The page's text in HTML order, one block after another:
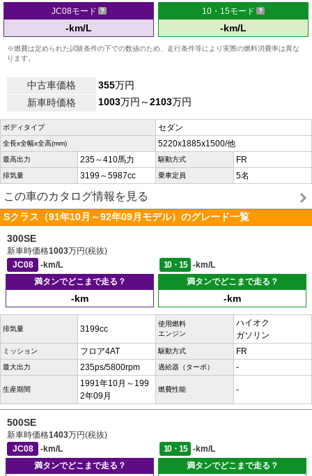
JC08モード
-km/L
10・15モード
-km/L
※燃費は定められた試験条件の下での数値のため、走行条件等により実際の燃料消費率は異な
ります。
中古車価格 355万円
新車時価格
1003万円～2103万円
ボディタイプ セダン
全長x全幅x全高(mm) 5220x1885x1500/他
最高出力 235～410馬力 駆動方式 FR
排気量 3199～5987cc 乗車定員 5名
この車のカタログ情報を見る
Sクラス（91年10月～92年09月モデル）のグレード一覧
300SE
新車時価格1003万円(税抜)
JC08
-km/L 10・15
-km/L
満タンでどこまで走る？
-km
満タンでどこまで走る？
-km
排気量 3199cc
使用燃料
エンジン
ハイオク
ガソリン
ミッション フロア4AT 駆動方式 FR
最大出力 235ps/5800rpm 過給器（ターボ） -
生産期間
1991年10月～199
2年09月
燃費性能 -
500SE
新車時価格1403万円(税抜)
JC08
-km/L 10・15
-km/L
満タンでどこまで走る？
満タンでどこまで走る？